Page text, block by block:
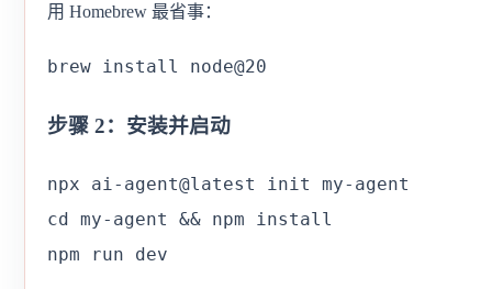
用 Homebrew 最省事：
brew install node@20
步骤 2：安装并启动
npx ai-agent@latest init my-agent
cd my-agent && npm install
npm run dev